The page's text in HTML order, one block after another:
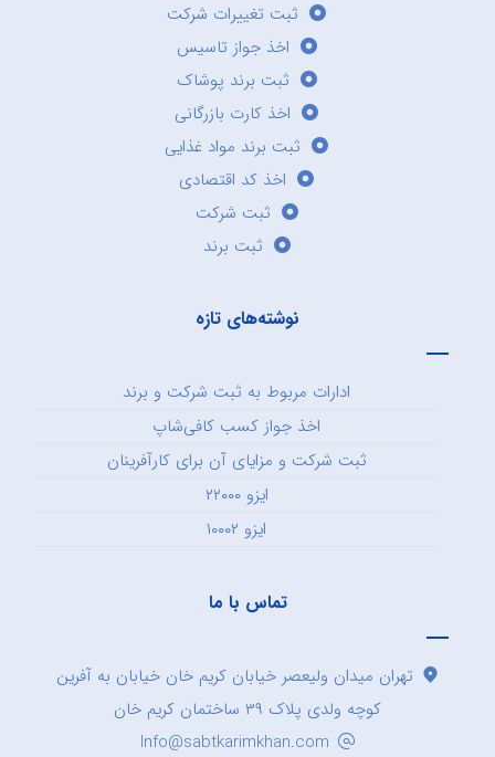
ثبت تغییرات شرکت
اخذ جواز تاسیس
ثبت برند پوشاک
اخذ کارت بازرگانی
ثبت برند مواد غذایی
اخذ کد اقتصادی
ثبت شرکت
ثبت برند
نوشته‌های تازه
ادارات مربوط به ثبت شرکت و برند
اخذ جواز کسب کافی‌شاپ
ثبت شرکت و مزایای آن برای کارآفرینان
ایزو ۲۲۰۰۰
ایزو ۱۰۰۰۲
تماس با ما
تهران میدان ولیعصر خیابان کریم خان خیابان به آفرین
کوچه ولدی پلاک ۳۹ ساختمان کریم خان
Info@sabtkarimkhan.com